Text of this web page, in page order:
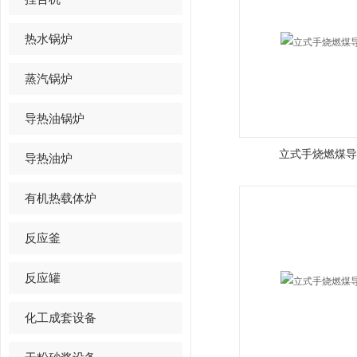
热水锅炉
蒸汽锅炉
导热油锅炉
导热油炉
有机热载体炉
反应釜
反应罐
化工成套设备
立式手烧燃煤